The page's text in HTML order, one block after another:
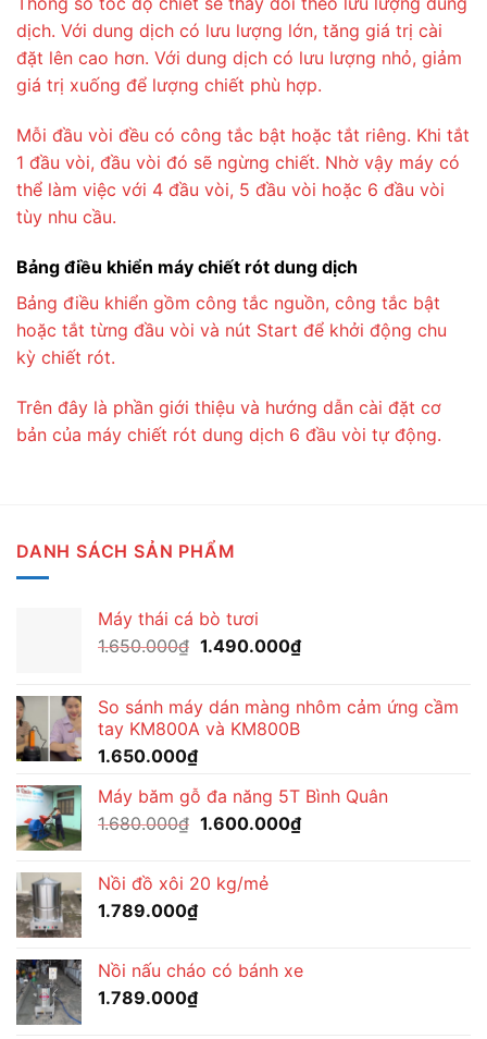
dịch. Với dung dịch có lưu lượng lớn, tăng giá trị cài
đặt lên cao hơn. Với dung dịch có lưu lượng nhỏ, giảm
giá trị xuống để lượng chiết phù hợp.
Mỗi đầu vòi đều có công tắc bật hoặc tắt riêng. Khi tắt
1 đầu vòi, đầu vòi đó sẽ ngừng chiết. Nhờ vậy máy có
thể làm việc với 4 đầu vòi, 5 đầu vòi hoặc 6 đầu vòi
tùy nhu cầu.
Bảng điều khiển máy chiết rót dung dịch
Bảng điều khiển gồm công tắc nguồn, công tắc bật
hoặc tắt từng đầu vòi và nút Start để khởi động chu
kỳ chiết rót.
Trên đây là phần giới thiệu và hướng dẫn cài đặt cơ
bản của máy chiết rót dung dịch 6 đầu vòi tự động.
DANH SÁCH SẢN PHẨM
Máy thái cá bò tươi
1.650.000₫ Giá
1.650.000₫.
1.490.000₫Giá
là:
1.490.000₫.
So sánh máy dán màng nhôm cảm ứng cầm
tay KM800A và KM800B
1.650.000₫
Máy băm gỗ đa năng 5T Bình Quân
1.680.000₫ Giá
1.680.000₫.
1.600.000₫Giá
Nồi đồ xôi 20 kg/mẻ
1.789.000₫
Nồi nấu cháo có bánh xe
1.789.000₫